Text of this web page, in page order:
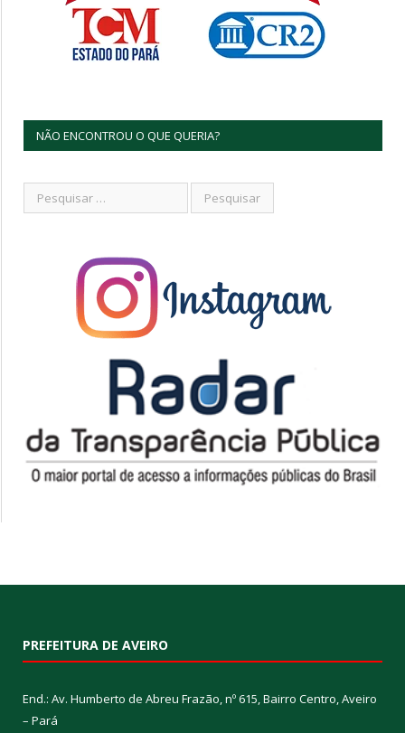
NÃO ENCONTROU O QUE QUERIA?
PREFEITURA DE AVEIRO
End.: Av. Humberto de Abreu Frazão, nº 615, Bairro Centro, Aveiro
– Pará